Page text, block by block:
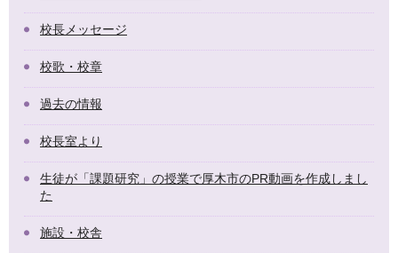
校長メッセージ
校歌・校章
過去の情報
校長室より
生徒が「課題研究」の授業で厚木市のPR動画を作成しまし
た
施設・校舎